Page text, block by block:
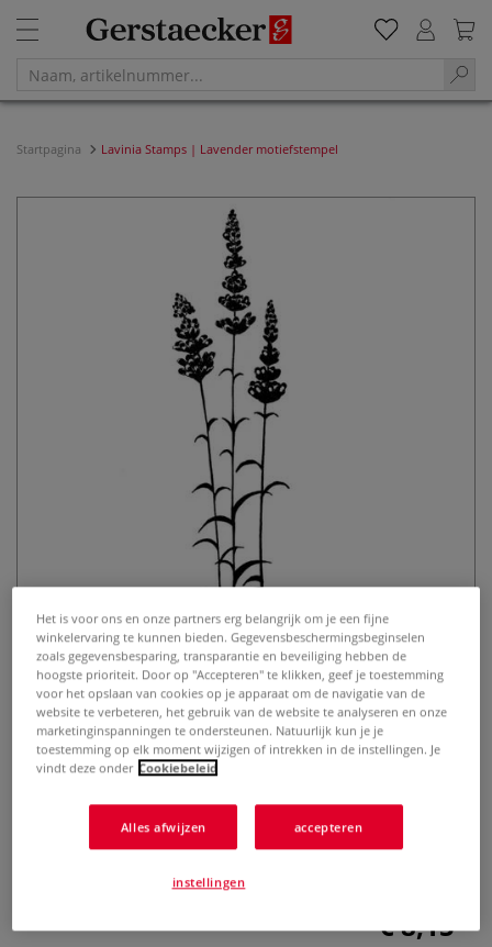
Startpagina Lavinia Stamps | Lavender motiefstempel
Lavinia Stamps | Lavender
motiefstempel
0 Beoordeling
€ 8,15
Het is voor ons en onze partners erg belangrijk om je een fijne
winkelervaring te kunnen bieden. Gegevensbeschermingsbeginselen
zoals gegevensbesparing, transparantie en beveiliging hebben de
hoogste prioriteit. Door op "Accepteren" te klikken, geef je toestemming
voor het opslaan van cookies op je apparaat om de navigatie van de
website te verbeteren, het gebruik van de website te analyseren en onze
marketinginspanningen te ondersteunen. Natuurlijk kun je je
toestemming op elk moment wijzigen of intrekken in de instellingen. Je
vindt deze onder Cookiebeleid
Alles afwijzen accepteren
instellingen